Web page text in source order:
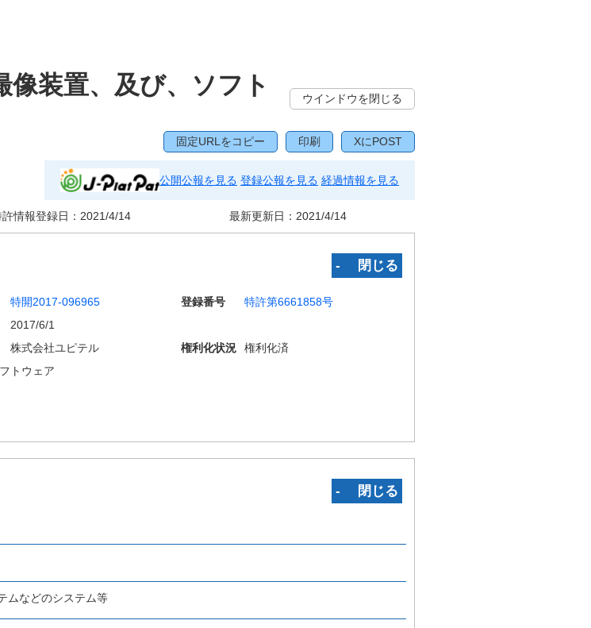
装置、及び、ソフト
ウインドウを閉じる
固定URLをコピー 印刷 XにPOST
公開公報を見る 登録公報を見る 経過情報を見る
情報登録日： 2021/4/14 最新更新日： 2021/4/14
‐ 閉じる
特開2017-096965 登録番号
特許第6661858号
2017/6/1
株式会社ユピテル 権利化状況
権利化済
トウェア
‐ 閉じる
ムなどのシステム等